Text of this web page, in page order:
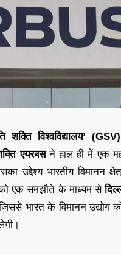
शक्ति विश्वविद्यालय’ (GSV)
एयरबसने हाल ही में एक
उद्देश्य भारतीय विमानन
को एक समझौते के माध्यम से
जिससे भारत के विमानन उद्योग